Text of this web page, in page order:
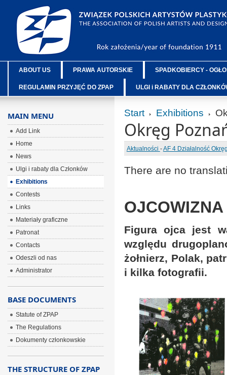
ABOUT US PRAWA AUTORSKIE SPADKOBIERCY -
REGULAMIN PRZYJĘĆ DO ZPAP ULGI i RABATY DLA
Start Exhibitions
Okręg
Aktualności -AF 4 Działalność
There are no
Figura ojca jest
względu
żołnierz, Polak,
i kilka fotografii.
MAIN MENU
Add Link
Home
News
Ulgi i rabaty dla Członków
Exhibitions
Contests
Links
Materiały graficzne
Patronat
Contacts
Odeszli od nas
Administrator
BASE DOCUMENTS
Statute of ZPAP
The Regulations
Dokumenty członkowskie
THE STRUCTURE OF ZPAP